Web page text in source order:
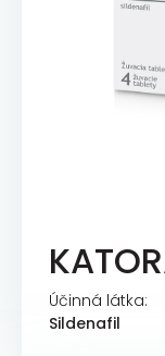
Účinná látka:
Sildenafil